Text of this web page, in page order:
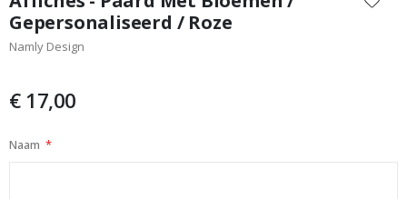
het
begin
van
gallerij
Gepersonaliseerd / Roze
Namly Design
€ 17,00
Naam